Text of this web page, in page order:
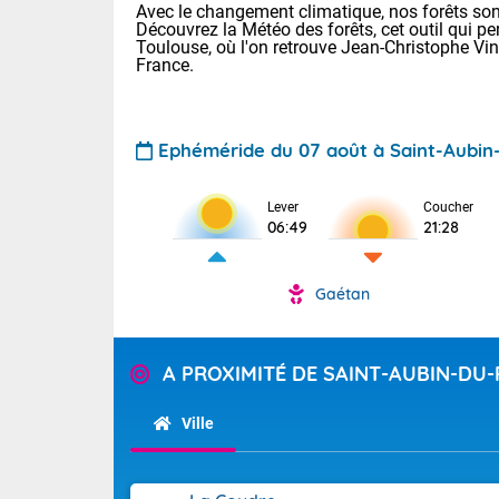
Pour la
Tendance
Avec le changement climatique, nos forêts
Découvrez la Météo des forêts, cet outil qui
Toulouse, où l'on retrouve Jean-Christophe
France.
Ephéméride du 07 août à Saint-
Lever
06:49
Coucher
21:28
Gaétan
A PROXIMITÉ DE SAINT-AUBIN-DU-
Ville
Voici les
: 18/25 Paris
Clermont-
Lille : 18/26
Cet après-
Calme,
territoire.
mistral